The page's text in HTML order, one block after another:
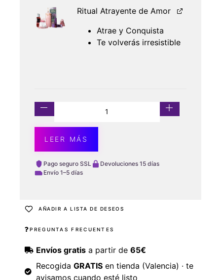
Ritual Atrayente de Amor
Atrae y Conquista
Te volverás irresistible
LEER MÁS
Pago seguro SSL
Devoluciones 15 días
Envío 1–5 días
AÑADIR A LISTA DE DESEOS
PREGUNTAS FRECUENTES
Envíos gratisa partir de 65€
Recogida GRATISen tienda (Valencia) · te
avisamos cuando esté listo